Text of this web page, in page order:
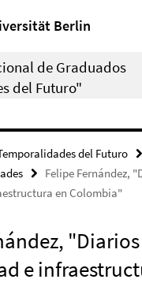
Berlin
de Graduados
del Futuro"
del Futuro
Felipe Fernández,
en Colombia"
e